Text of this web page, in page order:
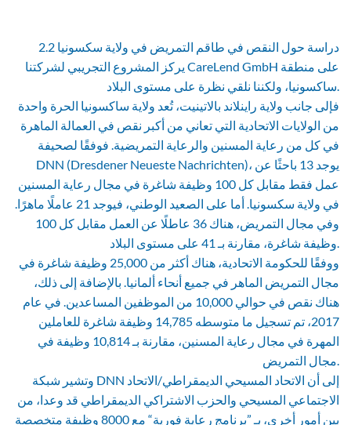
2.2 دراسة حول النقص في طاقم التمريض في ولاية سكسونيا
يركز المشروع التجريبي لشركتنا CareLend GmbH على منطقة
ساكسونيا، ولكننا نلقي نظرة على مستوى البلاد.
فإلى جانب ولاية راينلاند بالاتينيت، تُعد ولاية ساكسونيا الحرة واحدة
من الولايات الاتحادية التي تعاني من أكبر نقص في العمالة الماهرة
في كل من رعاية المسنين والرعاية التمريضية. فوفقًا لصحيفة
DNN (Dresdener Neueste Nachrichten)، يوجد 13 باحثًا عن
عمل فقط مقابل كل 100 وظيفة شاغرة في مجال رعاية المسنين
في ولاية سكسونيا. أما على الصعيد الوطني، فيوجد 21 عاملًا ماهرًا.
وفي مجال التمريض، هناك 36 عاطلًا عن العمل مقابل كل 100
وظيفة شاغرة، مقارنة بـ 41 على مستوى البلاد.
ووفقًا للحكومة الاتحادية، هناك أكثر من 25,000 وظيفة شاغرة في
مجال التمريض الماهر في جميع أنحاء ألمانيا. بالإضافة إلى ذلك،
هناك نقص في حوالي 10,000 من الموظفين المساعدين. في عام
2017، تم تسجيل ما متوسطه 14,785 وظيفة شاغرة للعاملين
المهرة في مجال رعاية المسنين، مقارنة بـ 10,814 وظيفة في
مجال التمريض.
وتشير شبكة DNN إلى أن الاتحاد المسيحي الديمقراطي/الاتحاد
الاجتماعي المسيحي والحزب الاشتراكي الديمقراطي قد وعدا، من
بين أمور أخرى، بـ ”برنامج رعاية فورية“ مع 8000 وظيفة متخصصة